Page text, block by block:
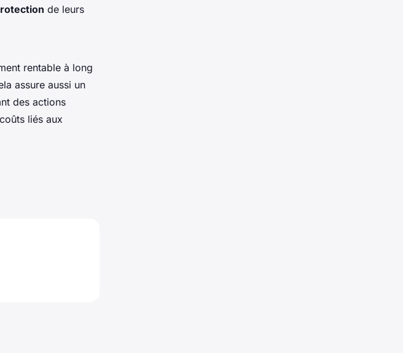
de leurs
rentable à long
assure aussi un
des actions
liés aux